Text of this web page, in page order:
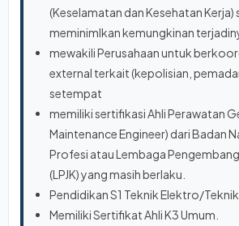
(Keselamatan dan Kesehatan Kerja)
meminimlkan kemungkinan
mewakili Perusahaan untuk
external terkait (kepolisian,
setempat
memiliki sertifikasi Ahli Perawatan
Maintenance Engineer) dari Badan
Profesi atau Lembaga
(LPJK) yang masih berlaku.
Pendidikan S1 Teknik Elektro/
Memiliki Sertifikat Ahli K3 Umum.